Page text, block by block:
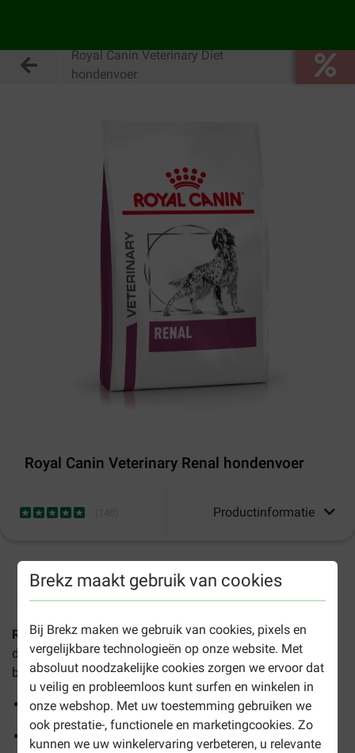
Brekz maakt gebruik van cookies
Bij Brekz maken we gebruik van cookies, pixels en
vergelijkbare technologieën op onze website. Met
absoluut noodzakelijke cookies zorgen we ervoor dat
u veilig en probleemloos kunt surfen en winkelen in
onze webshop. Met uw toestemming gebruiken we
ook prestatie-, functionele en marketingcookies. Zo
kunnen we uw winkelervaring verbeteren, u relevante
Royal Canin Veterinary Diet
hondenvoer
Royal Canin Veterinary Renal hondenvoer
Productinformatie
1-3 werkdagen levertijd, tenzij anders aangegeven
Royal Canin Veterinary Renal hondenvoeris volledige
dieetvoeding voor volwassen honden die ondersteuning
biedt bij chronische of acute nierinsufficiëntie.
Ondersteunt de nierfunctie
Aangepast energiegehalte